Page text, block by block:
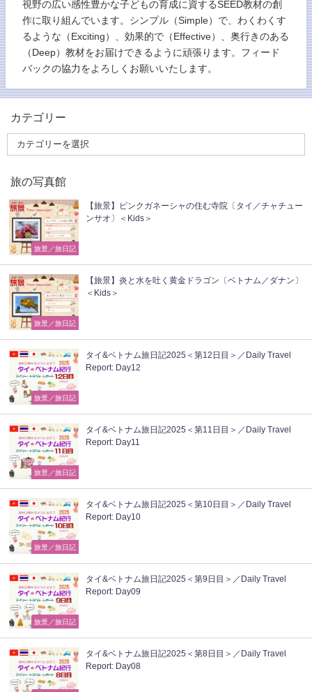
視野の広い感性豊かな子どもの育成に資するSEED教材の創
作に取り組んでいます。シンプル（Simple）で、わくわくす
るような（Exciting）、効果的で（Effective）、奥行きのある
（Deep）教材をお届けできるように頑張ります。フィード
バックの協力をよろしくお願いいたします。
カテゴリー
旅の写真館
旅景／旅日記
【旅景】ピンクガネーシャの住む寺院〔タイ／チャチュー
ンサオ〕＜Kids＞
旅景／旅日記
【旅景】炎と水を吐く黄金ドラゴン〔ベトナム／ダナン〕
＜Kids＞
旅景／旅日記
タイ&ベトナム旅日記2025＜第12日目＞／Daily Travel
Report: Day12
旅景／旅日記
タイ&ベトナム旅日記2025＜第11日目＞／Daily Travel
Report: Day11
旅景／旅日記
タイ&ベトナム旅日記2025＜第10日目＞／Daily Travel
Report: Day10
旅景／旅日記
タイ&ベトナム旅日記2025＜第9日目＞／Daily Travel
Report: Day09
タイ&ベトナム旅日記2025＜第8日目＞／Daily Travel
Report: Day08